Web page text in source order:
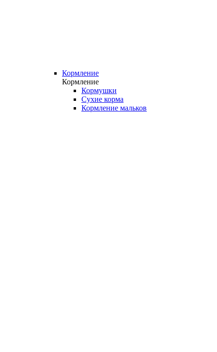
Кормление
Кормление
Кормушки
Сухие корма
Кормление мальков